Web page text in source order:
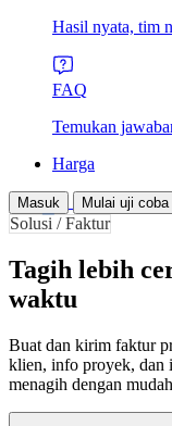
Hasil nyata, tim
FAQ
Temukan
Harga
Masuk Mulai uji
Solusi / Faktur
Tagih lebih
waktu
Buat dan kirim faktur
klien, info proyek, dan
menagih dengan